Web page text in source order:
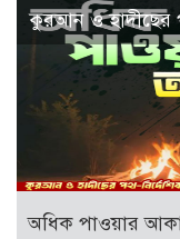
কুরআন ও হাদীছের
অধিক পাওয়ার